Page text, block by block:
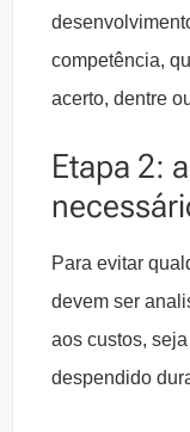
competência,
acerto, dentre
Etapa 2:
Para evitar
devem ser
aos custos,
despendido